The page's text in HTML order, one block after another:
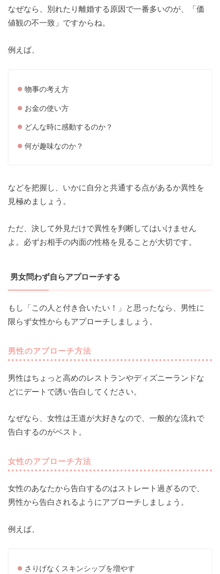
なぜなら、別れたり離婚する原因で一番多いのが、「価
値観の不一致」ですからね。
例えば、
物事の考え方
お金の使い方
どんな時に感動するのか？
何が趣味なのか？
などを把握し、いかに自分と共通する点があるか異性を
見極めましょう。
ただ、決して外見だけで異性を判断してはいけません
よ。必ずお相手の内面の性格を見ることが大切です。
男女問わず自らアプローチする
もし「この人と付き合いたい！」と思ったなら、男性に
限らず女性からもアプローチしましょう。
男性のアプローチ方法
男性はちょっと高めのレストランやディズニーランドな
どにデートで誘い告白してください。
なぜなら、女性は王道が大好きなので、一般的な流れで
告白するのがベスト。
女性のアプローチ方法
女性のあなたから告白するのはストレート過ぎるので、
男性から告白されるようにアプローチしましょう。
例えば、
さりげなくスキンシップを増やす